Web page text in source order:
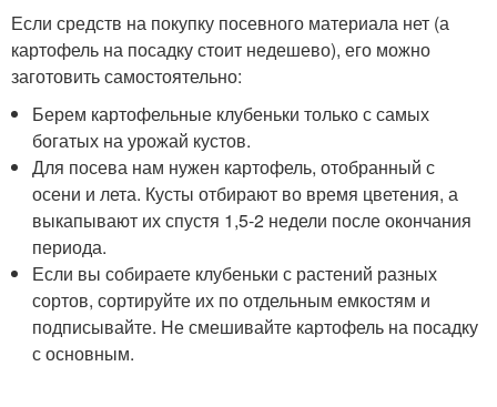
Если средств на покупку посевного материала нет (а
картофель на посадку стоит недешево), его можно
заготовить самостоятельно:
Берем картофельные клубеньки только с самых
богатых на урожай кустов.
Для посева нам нужен картофель, отобранный с
осени и лета. Кусты отбирают во время цветения, а
выкапывают их спустя 1,5-2 недели после окончания
периода.
Если вы собираете клубеньки с растений разных
сортов, сортируйте их по отдельным емкостям и
подписывайте. Не смешивайте картофель на посадку
с основным.